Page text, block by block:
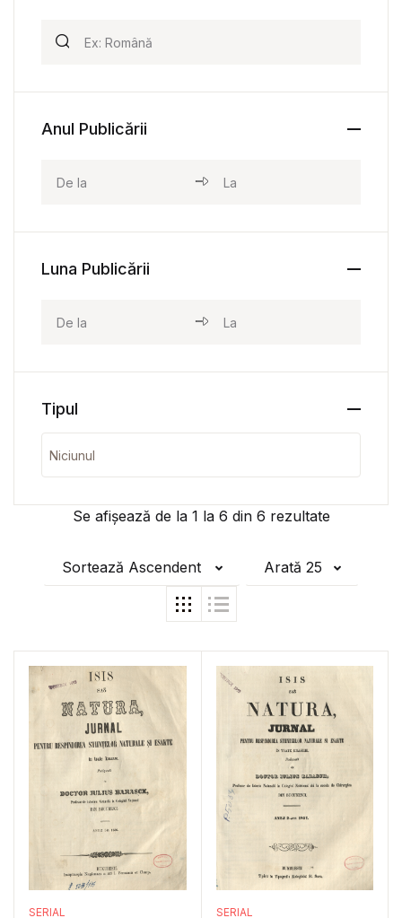
Se afișează de la 1 la 6 din 6 rezultate
Sortează Ascendent Arată 25
SERIAL SERIAL
Anul Publicării
Luna Publicării
Tipul